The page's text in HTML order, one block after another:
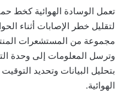
تعمل الوسادة الهوائية كخط
لتقليل خطر الإصابات أثناء
مجموعة من المستشعرات
بتحليل البيانات وتحديد
الهوائية.